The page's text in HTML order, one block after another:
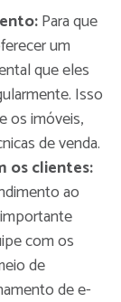
Para que
um
que eles
Isso
os imóveis,
de venda.
os clientes:
ao
com os
de
de e-